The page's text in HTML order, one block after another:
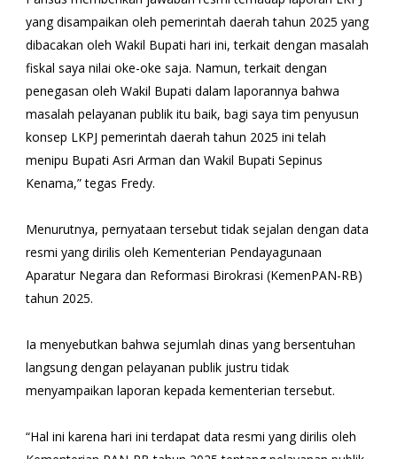
yang disampaikan oleh pemerintah daerah tahun 2025 yang
dibacakan oleh Wakil Bupati hari ini, terkait dengan masalah
fiskal saya nilai oke-oke saja. Namun, terkait dengan
penegasan oleh Wakil Bupati dalam laporannya bahwa
masalah pelayanan publik itu baik, bagi saya tim penyusun
konsep LKPJ pemerintah daerah tahun 2025 ini telah
menipu Bupati Asri Arman dan Wakil Bupati Sepinus
Kenama,” tegas Fredy.
Menurutnya, pernyataan tersebut tidak sejalan dengan data
resmi yang dirilis oleh Kementerian Pendayagunaan
Aparatur Negara dan Reformasi Birokrasi (KemenPAN-RB)
tahun 2025.
Ia menyebutkan bahwa sejumlah dinas yang bersentuhan
langsung dengan pelayanan publik justru tidak
menyampaikan laporan kepada kementerian tersebut.
“Hal ini karena hari ini terdapat data resmi yang dirilis oleh